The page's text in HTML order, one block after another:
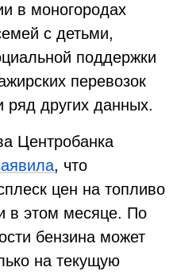
в моногородах
с детьми,
поддержки
перевозок
других данных.
Центробанка
, что
цен на топливо
в этом месяце. По
бензина может
на текущую